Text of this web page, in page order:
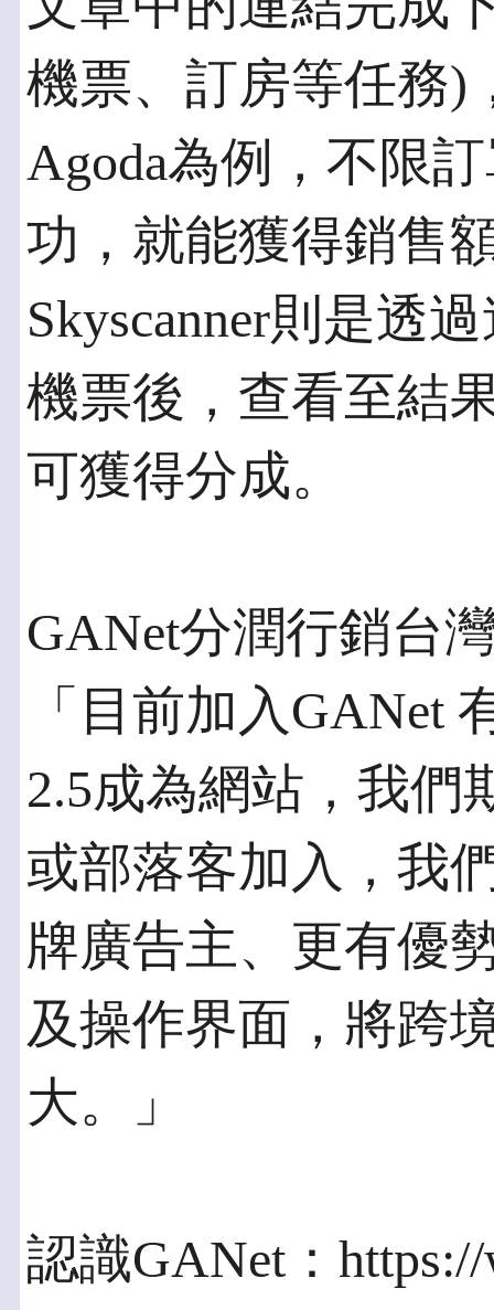
機票、訂房等任務)
Agoda為例，不限
功，就能獲得銷售
Skyscanner則是透
機票後，查看至結
可獲得分成。
GANet分潤行銷台
「目前加入GANet
2.5成為網站，我們
或部落客加入，我
牌廣告主、更有優
及操作界面，將跨
大。」
認識GANet：